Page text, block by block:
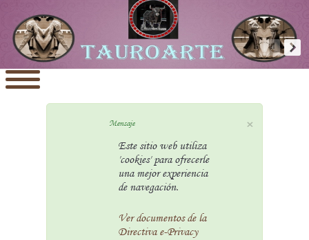
×
Mensaje
Este sitio web utiliza
'cookies' para ofrecerle
una mejor experiencia
de navegación.
Ver documentos de la
Directiva e-Privacy